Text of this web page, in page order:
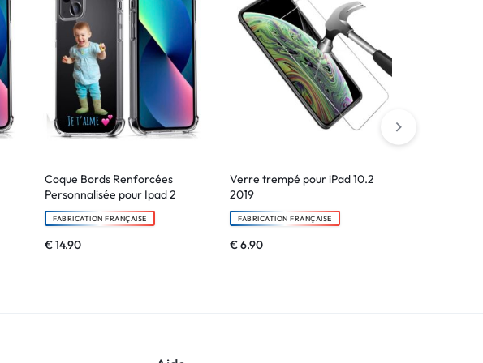
Coque Bords Renforcées
Personnalisée pour Ipad 2
FABRICATION FRANÇAISE
€14.90
Verre trempé pour iPad 10.2
2019
FABRICATION FRANÇAISE
€6.90